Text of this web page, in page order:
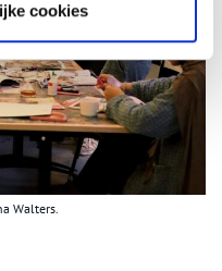
cookies
Walters.